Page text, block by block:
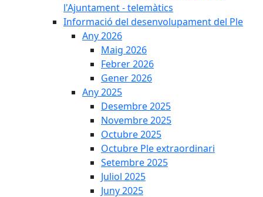
l'Ajuntament - telemàtics
Informació del desenvolupament del Ple
Any 2026
Maig 2026
Febrer 2026
Gener 2026
Any 2025
Desembre 2025
Novembre 2025
Octubre 2025
Octubre Ple extraordinari
Setembre 2025
Juliol 2025
Juny 2025